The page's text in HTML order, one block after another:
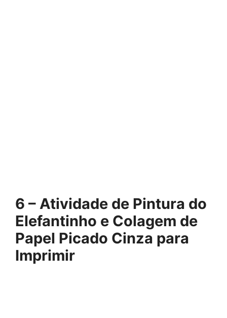
6 – Atividade de Pintura do
Elefantinho e Colagem de
Papel Picado Cinza para
Imprimir